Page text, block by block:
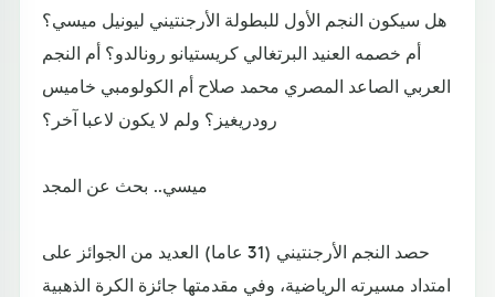
هل سيكون النجم الأول للبطولة الأرجنتيني ليونيل ميسي؟
أم خصمه العنيد البرتغالي كريستيانو رونالدو؟ أم النجم
العربي الصاعد المصري محمد صلاح أم الكولومبي خاميس
رودريغيز؟ ولم لا يكون لاعبا آخر؟
ميسي.. بحث عن المجد
حصد النجم الأرجنتيني (31 عاما) العديد من الجوائز على
امتداد مسيرته الرياضية، وفي مقدمتها جائزة الكرة الذهبية